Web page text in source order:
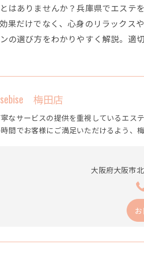
はありませんか？兵庫県でエス
果だけでなく、心身のリラック
の選び方をわかりやすく解説。適
梅田店
なサービスの提供を重視しているエス
間でお客様にご満足いただけるよう、
大阪府大阪市